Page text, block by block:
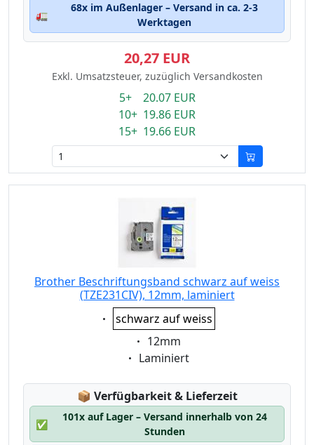
🚛
68x im Außenlager – Versand in ca. 2-3
Werktagen
20,27 EUR
Exkl. Umsatzsteuer, zuzüglich Versandkosten
5+ 20.07 EUR
10+ 19.86 EUR
15+ 19.66 EUR
Brother Beschriftungsband schwarz auf weiss
(TZE231CIV), 12mm, laminiert
Eigenschaft:
schwarz auf weiss
Eigenschaft:
12mm
Eigenschaft:
Laminiert
📦 Lagerstatus:
Verfügbarkeit & Lieferzeit
✅
101x auf Lager – Versand innerhalb von 24
Stunden